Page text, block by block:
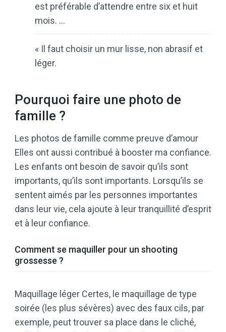
est préférable d’attendre entre six et huit
mois. …
« Il faut choisir un mur lisse, non abrasif et
léger.
Pourquoi faire une photo de
famille ?
Les photos de famille comme preuve d’amour
Elles ont aussi contribué à booster ma confiance.
Les enfants ont besoin de savoir qu’ils sont
importants, qu’ils sont importants. Lorsqu’ils se
sentent aimés par les personnes importantes
dans leur vie, cela ajoute à leur tranquillité d’esprit
et à leur confiance.
Comment se maquiller pour un shooting
grossesse ?
Maquillage léger Certes, le maquillage de type
soirée (les plus sévères) avec des faux cils, par
exemple, peut trouver sa place dans le cliché,